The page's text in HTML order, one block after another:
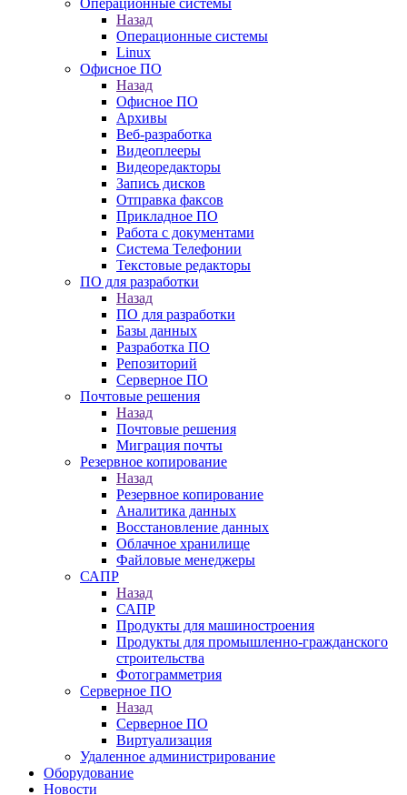
Операционные системы
Назад
Операционные системы
Linux
Офисное ПО
Назад
Офисное ПО
Архивы
Веб-разработка
Видеоплееры
Видеоредакторы
Запись дисков
Отправка факсов
Прикладное ПО
Работа с документами
Система Телефонии
Текстовые редакторы
ПО для разработки
Назад
ПО для разработки
Базы данных
Разработка ПО
Репозиторий
Серверное ПО
Почтовые решения
Назад
Почтовые решения
Миграция почты
Резервное копирование
Назад
Резервное копирование
Аналитика данных
Восстановление данных
Облачное хранилище
Файловые менеджеры
САПР
Назад
САПР
Продукты для машиностроения
Продукты для промышленно-гражданского
строительства
Фотограмметрия
Серверное ПО
Назад
Серверное ПО
Виртуализация
Удаленное администрирование
Оборудование
Новости